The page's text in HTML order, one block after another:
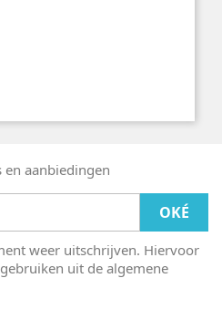
en aanbiedingen
weer uitschrijven. Hiervoor
uit de algemene